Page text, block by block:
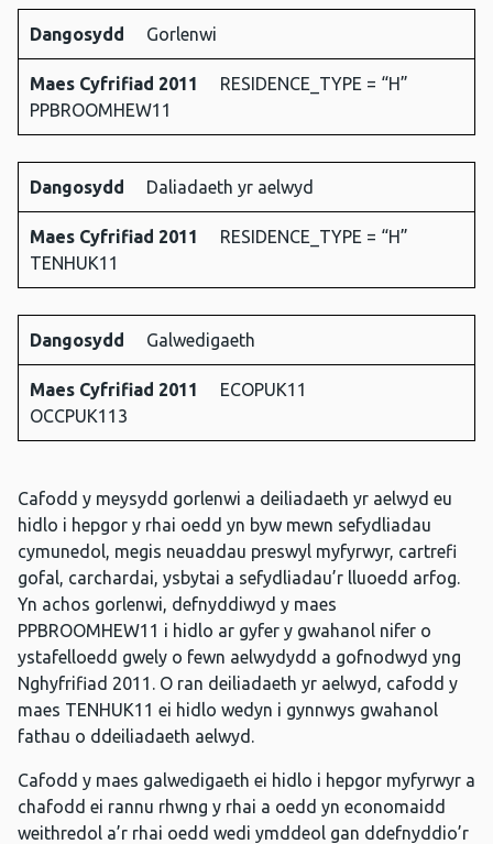
Dangosydd Gorlenwi
Maes Cyfrifiad 2011
RESIDENCE_TYPE = “H”
PPBROOMHEW11
Dangosydd Daliadaeth yr aelwyd
Maes Cyfrifiad 2011
RESIDENCE_TYPE = “H”
TENHUK11
Dangosydd Galwedigaeth
Maes Cyfrifiad 2011
ECOPUK11
OCCPUK113
Cafodd y meysydd gorlenwi a deiliadaeth yr aelwyd eu
hidlo i hepgor y rhai oedd yn byw mewn sefydliadau
cymunedol, megis neuaddau preswyl myfyrwyr, cartrefi
gofal, carchardai, ysbytai a sefydliadau’r lluoedd arfog.
Yn achos gorlenwi, defnyddiwyd y maes
PPBROOMHEW11 i hidlo ar gyfer y gwahanol nifer o
ystafelloedd gwely o fewn aelwydydd a gofnodwyd yng
Nghyfrifiad 2011. O ran deiliadaeth yr aelwyd, cafodd y
maes TENHUK11 ei hidlo wedyn i gynnwys gwahanol
fathau o ddeiliadaeth aelwyd.
Cafodd y maes galwedigaeth ei hidlo i hepgor myfyrwyr a
chafodd ei rannu rhwng y rhai a oedd yn economaidd
weithredol a’r rhai oedd wedi ymddeol gan ddefnyddio’r